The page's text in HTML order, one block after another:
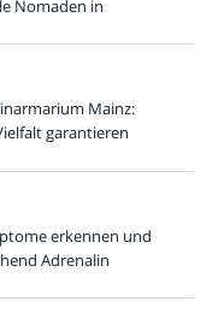
Nomaden in
Mainz:
garantieren
erkennen und
Adrenalin